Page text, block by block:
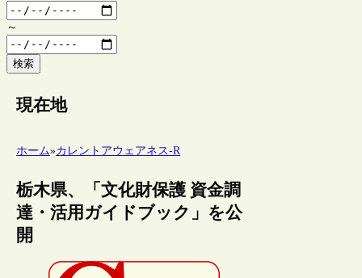
～
検索
現在地
ホーム»カレントアウェアネス-R
栃木県、「文化財保護 資金調
達・活用ガイドブック」を公
開